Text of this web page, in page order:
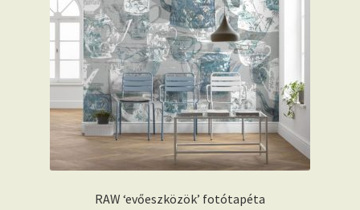
RAW ‘evőeszközök’ fotótapéta